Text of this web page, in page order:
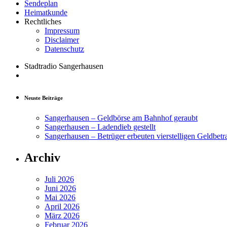
Sendeplan
Heimatkunde
Rechtliches
Impressum
Disclaimer
Datenschutz
Stadtradio Sangerhausen
Neuste Beiträge
Sangerhausen – Geldbörse am Bahnhof geraubt
Sangerhausen – Ladendieb gestellt
Sangerhausen – Betrüger erbeuten vierstelligen
Archiv
Juli 2026
Juni 2026
Mai 2026
April 2026
März 2026
Februar 2026